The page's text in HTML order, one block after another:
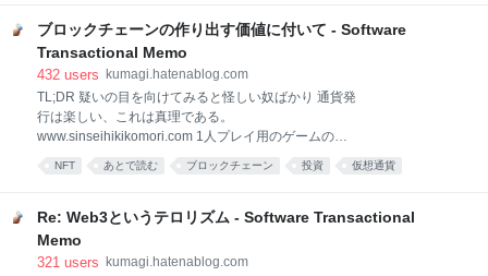
it's useful to represent things as a compound. プログ
ラミング時は物をcompound(合成物)として表現すると
便利なことがしばしばある。 例えば2次元空間上での
る、と。しかしそれらを比較する方法は一意ではな
い、そこで Objects that a
ブロックチェーンの作り出す価値に付いて - Software
Transactional Memo
432 users
kumagi.hatenablog.com
TL;DR 疑いの目を向けてみると怪しい奴ばかり 通貨発
行は楽しい、これは真理である。
www.sinseihikikomori.com 1人プレイ用のゲームの中
で敵を倒してゲーム内の通貨を得る行為は広義の通貨
発行と見做せる。ドラクエの世界でスライムを倒して
点で考えた時、このブログの読者は誰しも通貨発行の
体験があるはずである。 現実で使われる通貨を鋳造し
たら普通の犯罪であるが、この日本で法に触れずにこ
NFT あとで読む ブロックチェーン 投資 仮想通貨
Re: Web3というテロリズム - Software Transactional
Memo
321 users
kumagi.hatenablog.com